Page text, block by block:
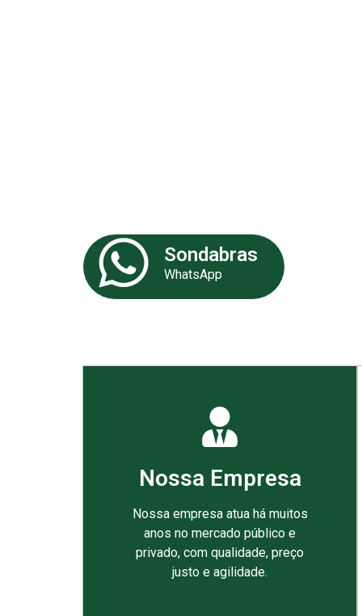
Sondabras
WhatsApp
Nossa Empresa
Nossa empresa atua há muitos
anos no mercado público e
privado, com qualidade, preço
justo e agilidade.